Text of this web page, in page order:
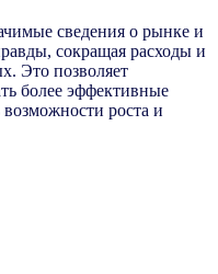
сведения о рынке и
сокращая расходы и
Это позволяет
более эффективные
возможности роста и